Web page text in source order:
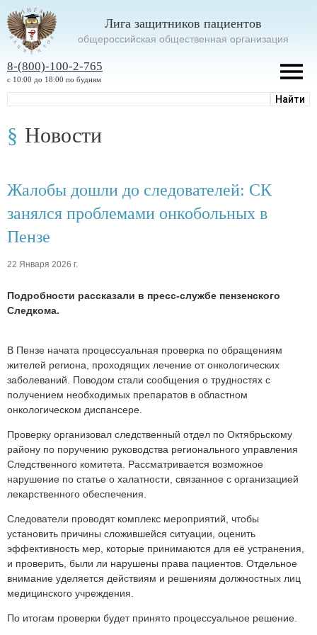
Лига защитников пациентов
oбщероссийская общественная организация
8-(800)-100-2-765
с 10:00 до 18:00 по будням
Новости
Жалобы дошли до следователей: СК
занялся проблемами онкобольных в
Пензе
22 Января 2026 г.
Подробности рассказали в пресс-службе пензенского
Следкома.
В Пензе начата процессуальная проверка по обращениям
жителей региона, проходящих лечение от онкологических
заболеваний. Поводом стали сообщения о трудностях с
получением необходимых препаратов в областном
онкологическом диспансере.
Проверку организовал следственный отдел по Октябрьскому
району по поручению руководства регионального управления
Следственного комитета. Рассматривается возможное
нарушение по статье о халатности, связанное с организацией
лекарственного обеспечения.
Следователи проводят комплекс мероприятий, чтобы
установить причины сложившейся ситуации, оценить
эффективность мер, которые принимаются для её устранения,
и проверить, были ли нарушены права пациентов. Отдельное
внимание уделяется действиям и решениям должностных лиц
медицинского учреждения.
По итогам проверки будет принято процессуальное решение.